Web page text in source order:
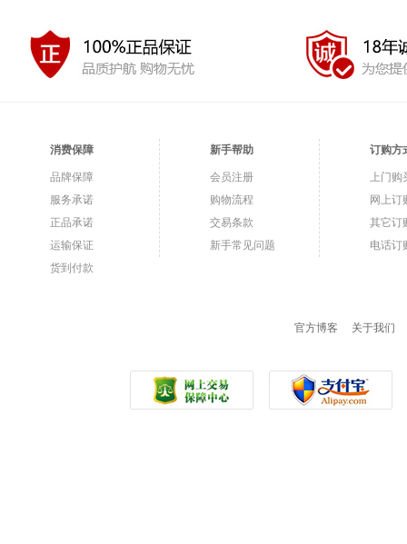
消费保障
品牌保障
服务承诺
正品承诺
运输保证
货到付款
新手帮助
会员注册
购物流程
交易条款
新手常见问题
订购方
上门购
网上订
其它订
电话订
官方博客 关于我们